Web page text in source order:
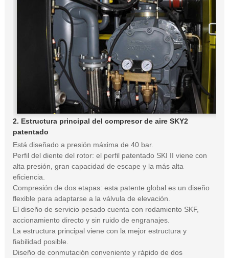
2. Estructura principal del compresor de aire SKY2
patentado
Está diseñado a presión máxima de 40 bar.
Perfil del diente del rotor: el perfil patentado SKI II viene con
alta presión, gran capacidad de escape y la más alta
eficiencia.
Compresión de dos etapas: esta patente global es un diseño
flexible para adaptarse a la válvula de elevación.
El diseño de servicio pesado cuenta con rodamiento SKF,
accionamiento directo y sin ruido de engranajes.
La estructura principal viene con la mejor estructura y
fiabilidad posible.
Diseño de conmutación conveniente y rápido de dos